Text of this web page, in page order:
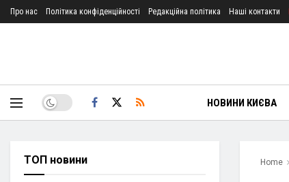
Про нас Політика конфіденційності Редакційна політика Наші контакти
НОВИНИ КИЄВА
Home
ТОП новини